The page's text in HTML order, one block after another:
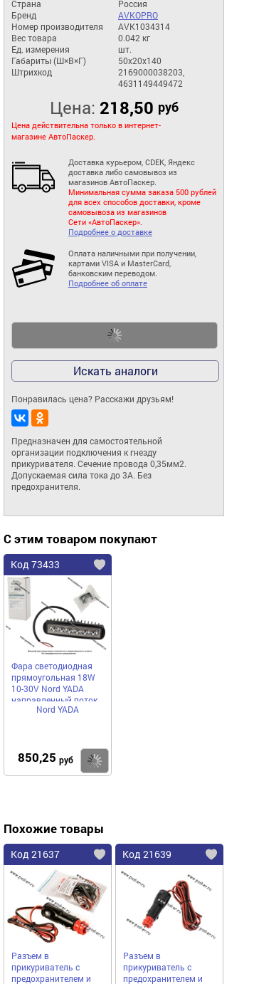
Страна
Россия
Бренд
AVKOPRO
Номер производителя
AVK1034314
Вес товара
0.042 кг
Ед. измерения
шт.
Габариты (Ш×В×Г)
50x20x140
Штрихкод
2169000038203,
4631149449472
Цена: 218,50 руб
Цена действительна только в интернет-
магазине АвтоПаскер.
Доставка курьером, CDEK, Яндекс
доставка либо самовывоз из
магазинов АвтоПаскер.
Минимальная сумма заказа 500 рублей
для всех способов доставки, кроме
самовывоза из магазинов
Сети «АвтоПаскер».
Подробнее о доставке
Оплата наличными при получении,
картами VISA и MasterCard,
банковским переводом.
Подробнее об оплате
Искать аналоги
Понравилась цена? Расскажи друзьям!
Предназначен для самостоятельной
организации подключения к гнезду
прикуривателя. Сечение провода 0,35мм2.
Допускаемая сила тока до 3А. Без
предохранителя.
С этим товаром покупают
Код 73433
Фара светодиодная
прямоугольная 18W
10-30V Nord YADA
направленный поток
Nord YADA
850,25 руб
Похожие товары
Код 21637
Разъем в
прикуриватель с
предохранителем и
Код 21639
Разъем в
прикуриватель с
предохранителем и